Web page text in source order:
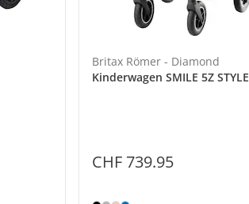
Britax Römer - Diamond
Kinderwagen SMILE 5Z STYLE
CHF 739.95